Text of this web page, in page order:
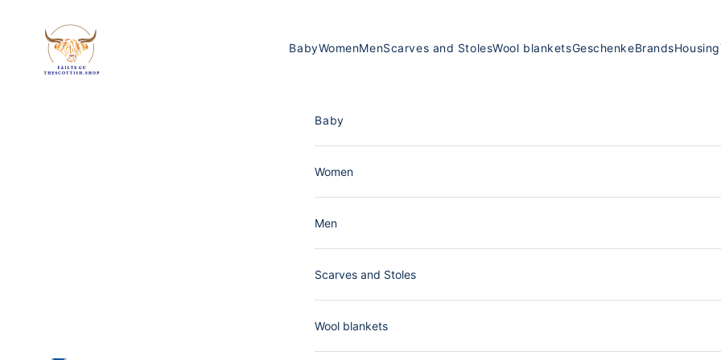
The Scottish Shop Germany
BabyWomenMenScarves and StolesWool blanketsGeschenkeBrandsHousing
Baby
Women
Men
Scarves and Stoles
Wool blankets